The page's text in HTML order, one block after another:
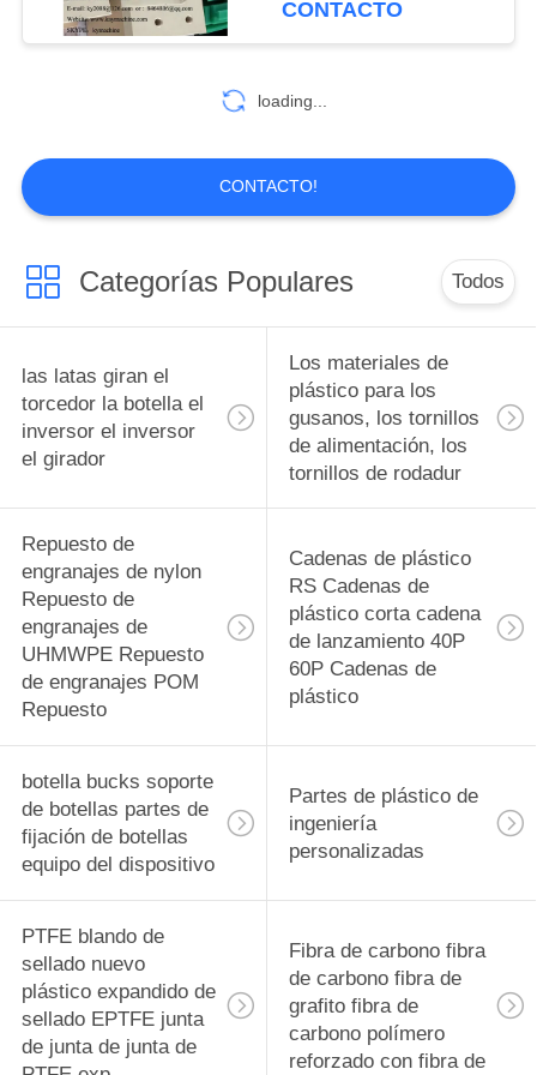
polímero reforzado
con fibra de
Diseño de moldes
piezas de piezas de
accesorios
10
Pistones bujes de
rodamiento
Ingeniería Plásticos
pistones bujes de
rodamiento
6
PVDF Material de
precisión
Componentes
mecanizados CNC
29
Tecapeek CNC
PEEK Partes
mecanizadas,
componentes
mecanizados PEEK
CONTACTO
loading...
CONTACTO!
Categorías Populares Todos
las latas giran el
torcedor la botella el
inversor el inversor
el girador
Los materiales de
plástico para los
gusanos, los tornillos
de alimentación, los
tornillos de rodadur
Repuesto de
engranajes de nylon
Repuesto de
engranajes de
UHMWPE Repuesto
de engranajes POM
Repuesto
Cadenas de plástico
RS Cadenas de
plástico corta cadena
de lanzamiento 40P
60P Cadenas de
plástico
botella bucks soporte
de botellas partes de
fijación de botellas
equipo del dispositivo
Partes de plástico de
ingeniería
personalizadas
PTFE blando de
sellado nuevo
plástico expandido de
sellado EPTFE junta
de junta de junta de
Fibra de carbono fibra
de carbono fibra de
grafito fibra de
carbono polímero
reforzado con fibra de